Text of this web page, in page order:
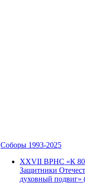
Соборы 1993-2025
ХХVII ВРНС «К
Защитники
духовный подвиг»